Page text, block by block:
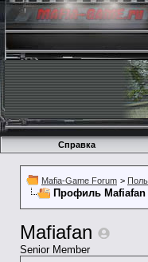
Справка
Mafia-Game Forum >
Профиль Mafiafan
Mafiafan
Senior Member